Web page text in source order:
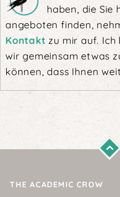
haben, die Sie
angeboten finden,
Kontaktzu mir auf. Ich
wir gemeinsam etwas
können, dass Ihnen
THE ACADEMIC CROW